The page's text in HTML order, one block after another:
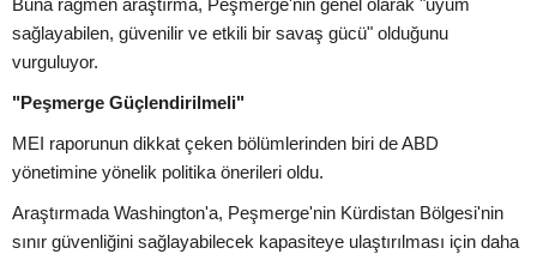
Buna rağmen araştırma, Peşmerge'nin genel olarak "uyum
sağlayabilen, güvenilir ve etkili bir savaş gücü" olduğunu
vurguluyor.
"Peşmerge Güçlendirilmeli"
MEI raporunun dikkat çeken bölümlerinden biri de ABD
yönetimine yönelik politika önerileri oldu.
Araştırmada Washington'a, Peşmerge'nin Kürdistan Bölgesi'nin
sınır güvenliğini sağlayabilecek kapasiteye ulaştırılması için daha